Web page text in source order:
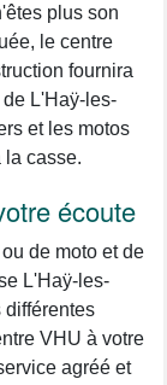
plus son
le centre
fournira
L'Haÿ-les-
et les motos
la casse.
écoute
de moto et de
L'Haÿ-les-
différentes
VHU à votre
agréé et